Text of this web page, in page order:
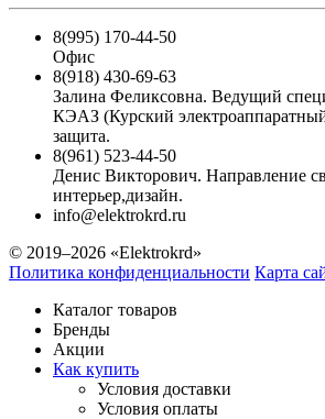
8(995) 170-44-50
Офис
8(918) 430-69-63
Залина Феликсовна. Ведущий
КЭАЗ (Курский
защита.
8(961) 523-44-50
Денис Викторович. Направление
интерьер,дизайн.
info@elektrokrd.ru
© 2019–2026 «Elektrokrd»
Политика конфиденциальности Карта
Каталог товаров
Бренды
Акции
Как купить
Условия доставки
Условия оплаты